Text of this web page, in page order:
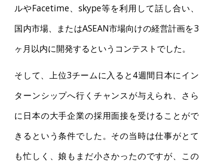
ルやFacetime、skype等を利用して話し合い、
国内市場、またはASEAN市場向けの経営計画を3
ヶ月以内に開発するというコンテストでした。
そして、上位3チームに入ると4週間日本にイン
ターンシップへ行くチャンスが与えられ、さら
に日本の大手企業の採用面接を受けることがで
きるという条件でした。その当時は仕事がとて
も忙しく、娘もまだ小さかったのですが、この